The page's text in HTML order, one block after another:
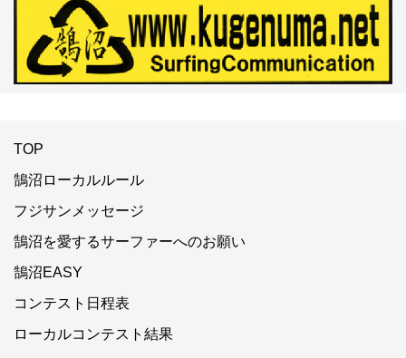
TOP
鵠沼ローカルルール
フジサンメッセージ
鵠沼を愛するサーファーへのお願い
鵠沼EASY
コンテスト日程表
ローカルコンテスト結果